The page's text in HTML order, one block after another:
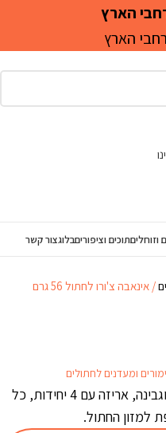
הארץ
הארץ
וזוחליםתוכים וציפוריםבלוגצור קשר
אינאבה צ'ורו לחתול 56 גרם
ומעדנים לחתולים
מעדן אינאבה צ'ורו לחתול בטעם עוף וגבינה, אריזה עם 4 יחידות, כל